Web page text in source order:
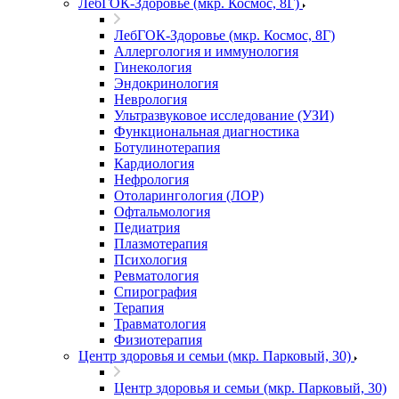
ЛебГОК-Здоровье (мкр. Космос, 8Г)
ЛебГОК-Здоровье (мкр. Космос, 8Г)
Аллергология и иммунология
Гинекология
Эндокринология
Неврология
Ультразвуковое исследование (УЗИ)
Функциональная диагностика
Ботулинотерапия
Кардиология
Нефрология
Отоларингология (ЛОР)
Офтальмология
Педиатрия
Плазмотерапия
Психология
Ревматология
Спирография
Терапия
Травматология
Физиотерапия
Центр здоровья и семьи (мкр. Парковый, 30)
Центр здоровья и семьи (мкр. Парковый, 30)